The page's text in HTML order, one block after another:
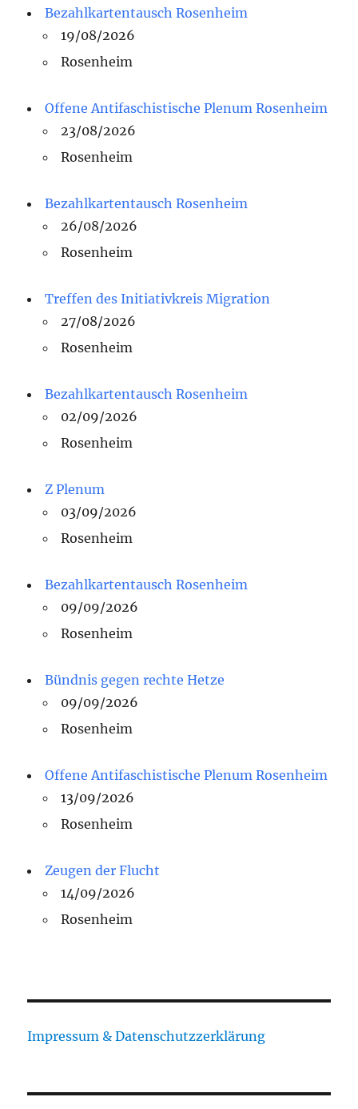
Bezahlkartentausch Rosenheim
19/08/2026
Rosenheim
Offene Antifaschistische Plenum Rosenheim
23/08/2026
Rosenheim
Bezahlkartentausch Rosenheim
26/08/2026
Rosenheim
Treffen des Initiativkreis Migration
27/08/2026
Rosenheim
Bezahlkartentausch Rosenheim
02/09/2026
Rosenheim
Z Plenum
03/09/2026
Rosenheim
Bezahlkartentausch Rosenheim
09/09/2026
Rosenheim
Bündnis gegen rechte Hetze
09/09/2026
Rosenheim
Offene Antifaschistische Plenum Rosenheim
13/09/2026
Rosenheim
Zeugen der Flucht
14/09/2026
Rosenheim
Impressum & Datenschutzzerklärung